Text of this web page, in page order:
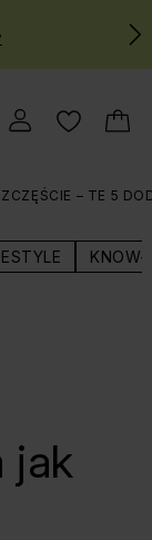
– TE 5
KNOW-
jak